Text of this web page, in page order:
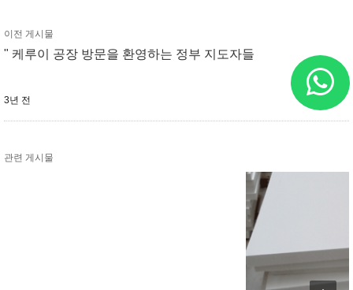
이전 게시물
" 케루이 공장 방문을 환영하는 정부 지도자들
3년 전
관련 게시물